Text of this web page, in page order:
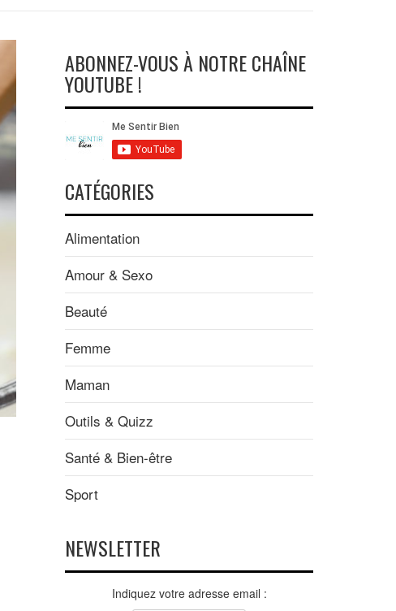
ABONNEZ-VOUS À NOTRE CHAÎNE
YOUTUBE !
CATÉGORIES
Alimentation
Amour & Sexo
Beauté
Femme
Maman
Outils & Quizz
Santé & Bien-être
Sport
NEWSLETTER
Indiquez votre adresse email :